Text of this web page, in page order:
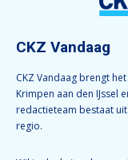
CKZ Vandaag
CKZ Vandaag brengt
Krimpen aan den IJssel
redactieteam bestaat
regio.